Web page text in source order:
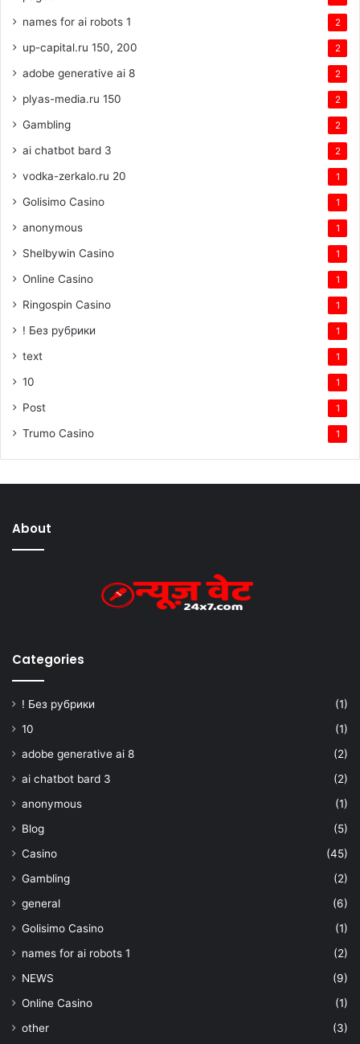
names for ai robots 1 2
up-capital.ru 150, 200 2
adobe generative ai 8 2
plyas-media.ru 150 2
Gambling 2
ai chatbot bard 3 2
vodka-zerkalo.ru 20 1
Golisimo Casino 1
anonymous 1
Shelbywin Casino 1
Online Casino 1
Ringospin Casino 1
! Без рубрики 1
text 1
10 1
Post 1
Trumo Casino 1
About
Categories
! Без рубрики
(1)
10
(1)
adobe generative ai 8
(2)
ai chatbot bard 3
(2)
anonymous
(1)
Blog
(5)
Casino
(45)
Gambling
(2)
general
(6)
Golisimo Casino
(1)
names for ai robots 1
(2)
NEWS
(9)
Online Casino
(1)
other
(3)